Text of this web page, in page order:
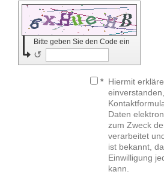
Bitte geben Sie den Code ein
↺
* Hiermit
Daten
zum Zweck
verarbeitet
ist bekannt,
Einwilligung
kann.